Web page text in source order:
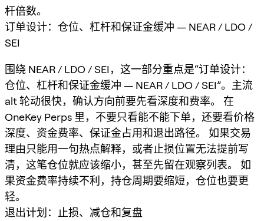
杆倍数。
订单设计：仓位、杠杆和保证金缓冲 — NEAR / LDO /
SEI
围绕 NEAR / LDO / SEI，这一部分重点是“订单设计：
仓位、杠杆和保证金缓冲 — NEAR / LDO / SEI”。主流
alt 轮动很快，确认方向前要先看深度和费率。 在
OneKey Perps 里，不要只看能不能下单，还要看价格
深度、资金费率、保证金占用和退出路径。 如果交易
理由只能用一句热点解释，或者止损位置无法提前写
清，这笔仓位就应该缩小，甚至先留在观察列表。 如
果资金费率持续不利，持仓周期要缩短，仓位也要更
轻。
退出计划：止损、减仓和复盘